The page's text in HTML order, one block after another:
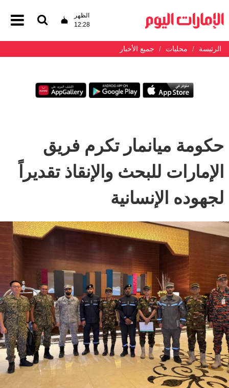
الظهر
12:28
الرئيسة محليات جميع الأخبار
حكومة ميانمار تكرم فريق
الإمارات للبحث والإنقاذ تقديراً
لجهوده الإنسانية